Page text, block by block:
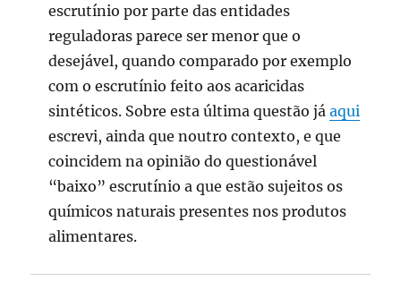
escrutínio por parte das entidades
reguladoras parece ser menor que o
desejável, quando comparado por exemplo
com o escrutínio feito aos acaricidas
sintéticos. Sobre esta última questão jáaqui
escrevi, ainda que noutro contexto, e que
coincidem na opinião do questionável
“baixo” escrutínio a que estão sujeitos os
químicos naturais presentes nos produtos
alimentares.